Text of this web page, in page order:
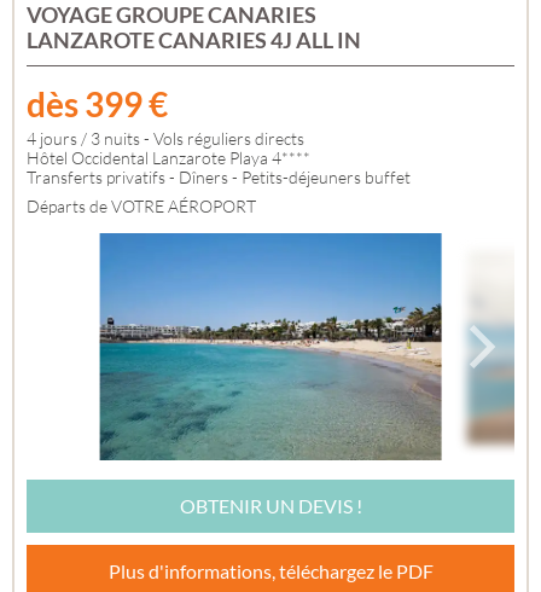
VOYAGE GROUPE CANARIES
LANZAROTE CANARIES 4J ALL IN
dès399€
4 jours / 3 nuits - Vols réguliers directs
Hôtel Occidental Lanzarote Playa 4****
Transferts privatifs - Dîners - Petits-déjeuners buffet
Départs de VOTRE AÉROPORT
OBTENIR UN DEVIS !
Plus d'informations, téléchargez le PDF